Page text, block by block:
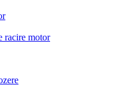
racire motor